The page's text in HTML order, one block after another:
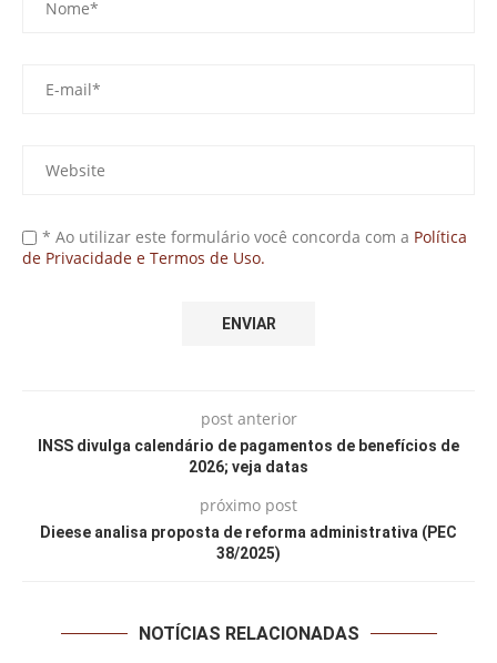
* Ao utilizar este formulário você concorda com a Política
de Privacidade e Termos de Uso.
post anterior
INSS divulga calendário de pagamentos de benefícios de
2026; veja datas
próximo post
Dieese analisa proposta de reforma administrativa (PEC
38/2025)
NOTÍCIAS RELACIONADAS